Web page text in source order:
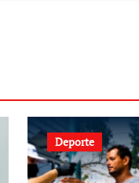
Deporte